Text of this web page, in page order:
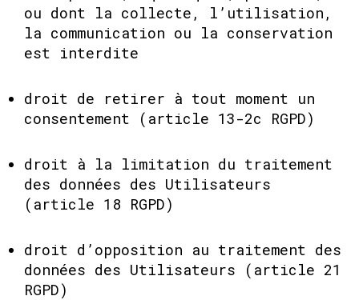
ou dont la collecte, l’utilisation,
la communication ou la conservation
est interdite
droit de retirer à tout moment un
consentement (article 13-2c RGPD)
droit à la limitation du traitement
des données des Utilisateurs
(article 18 RGPD)
droit d’opposition au traitement des
données des Utilisateurs (article 21
RGPD)